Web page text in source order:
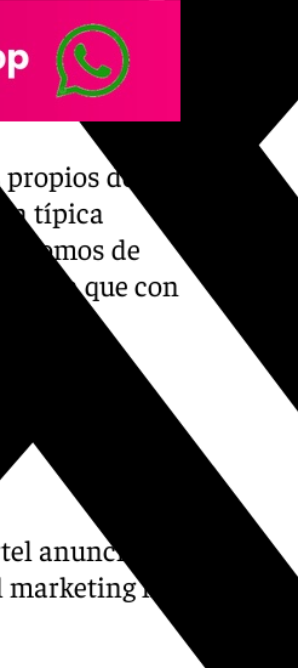
de
la típica
cromos de
que con
ni
anunciador
ha